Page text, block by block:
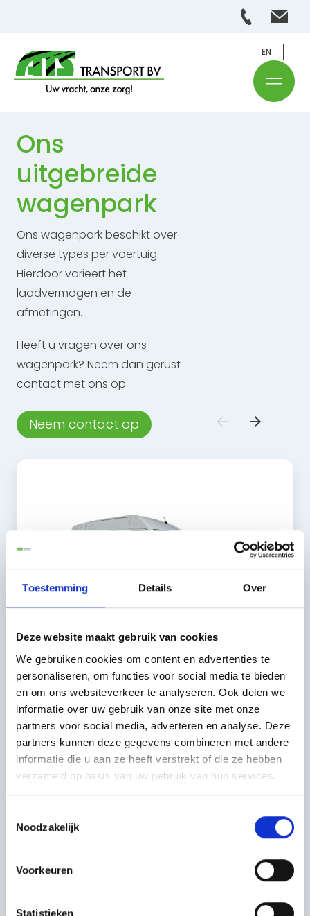
Toestemming Details Over
Deze website maakt gebruik van cookies
We gebruiken cookies om content en advertenties te
personaliseren, om functies voor social media te bieden
en om ons websiteverkeer te analyseren. Ook delen we
informatie over uw gebruik van onze site met onze
partners voor social media, adverteren en analyse. Deze
partners kunnen deze gegevens combineren met andere
informatie die u aan ze heeft verstrekt of die ze hebben
verzameld op basis van uw gebruik van hun services.
Noodzakelijk
Voorkeuren
Statistieken
EN
Ons
uitgebreide
wagenpark
Ons wagenpark beschikt over
diverse types per voertuig.
Hierdoor varieert het
laadvermogen en de
afmetingen.
Heeft u vragen over ons
wagenpark? Neem dan gerust
contact met ons op
Neem contact op
Electric bus
Aantal blokpallets 2
Aantal europallets 3
Laadvermogen 959 kg
Afmetingen